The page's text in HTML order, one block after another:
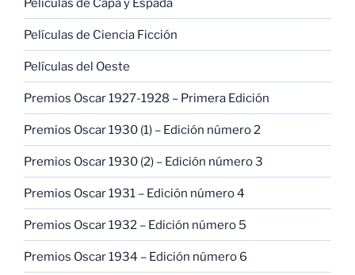
Películas de Capa y Espada
Películas de Ciencia Ficción
Películas del Oeste
Premios Oscar 1927-1928 – Primera Edición
Premios Oscar 1930 (1) – Edición número 2
Premios Oscar 1930 (2) – Edición número 3
Premios Oscar 1931 – Edición número 4
Premios Oscar 1932 – Edición número 5
Premios Oscar 1934 – Edición número 6